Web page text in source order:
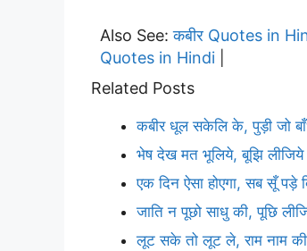
Also See:कबीर Quotes in
Quotes in Hindi
Related Posts
कबीर धूल सकेलि के, पुड़ी जो
भेष देख मत भूलिये, बूझि लीजिये
एक दिन ऐसा होएगा, सब सूँ पड़े
जाति न पूछो साधु की, पूछि
लूट सके तो लूट ले, राम नाम